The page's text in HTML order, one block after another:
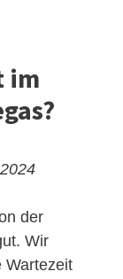
im
der
Wir
Wartezeit